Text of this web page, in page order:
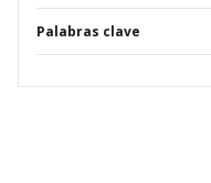
Palabras clave